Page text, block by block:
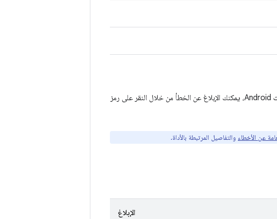
إذا كانت لديك مشكلة أو طلب ميزة يؤثر في أحد جوانب أدوات مطوّري تطبيقات Android، يمكنك الإبلاغ عن الخطأ من خلال النقر على رمز
عن الأخطاء والتفاصيل المرتبطة بالأداة.
الإبلاغ